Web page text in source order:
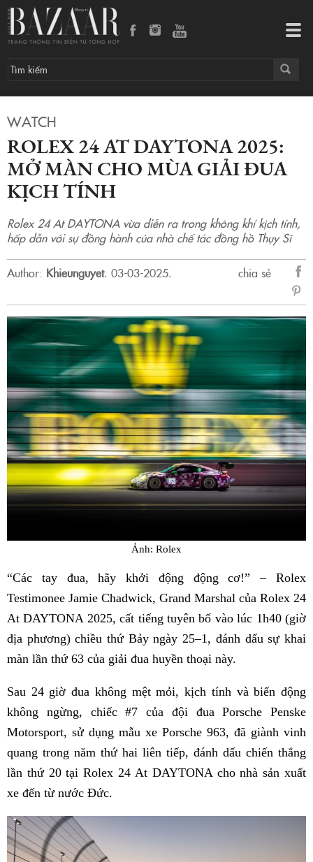
WATCH
ROLEX 24 AT DAYTONA 2025:
MỞ MÀN CHO MÙA GIẢI ĐUA
KỊCH TÍNH
Rolex 24 At DAYTONA vừa diễn ra trong không khí kịch tính,
hấp dẫn với sự đồng hành của nhà chế tác đồng hồ Thụy Sĩ
Author: Khieunguyet. 03-03-2025.
chia sẻ
sẻ
Ảnh: Rolex
“Các tay đua, hãy khởi động động cơ!” – Rolex
Testimonee Jamie Chadwick, Grand Marshal của Rolex 24
At DAYTONA 2025, cất tiếng tuyên bố vào lúc 1h40 (giờ
địa phương) chiều thứ Bảy ngày 25–1, đánh dấu sự khai
màn lần thứ 63 của giải đua huyền thoại này.
Sau 24 giờ đua không mệt mỏi, kịch tính và biến động
không ngừng, chiếc #7 của đội đua Porsche Penske
Motorsport, sử dụng mẫu xe Porsche 963, đã giành vinh
quang trong năm thứ hai liên tiếp, đánh dấu chiến thắng
lần thứ 20 tại Rolex 24 At DAYTONA cho nhà sản xuất
xe đến từ nước Đức.